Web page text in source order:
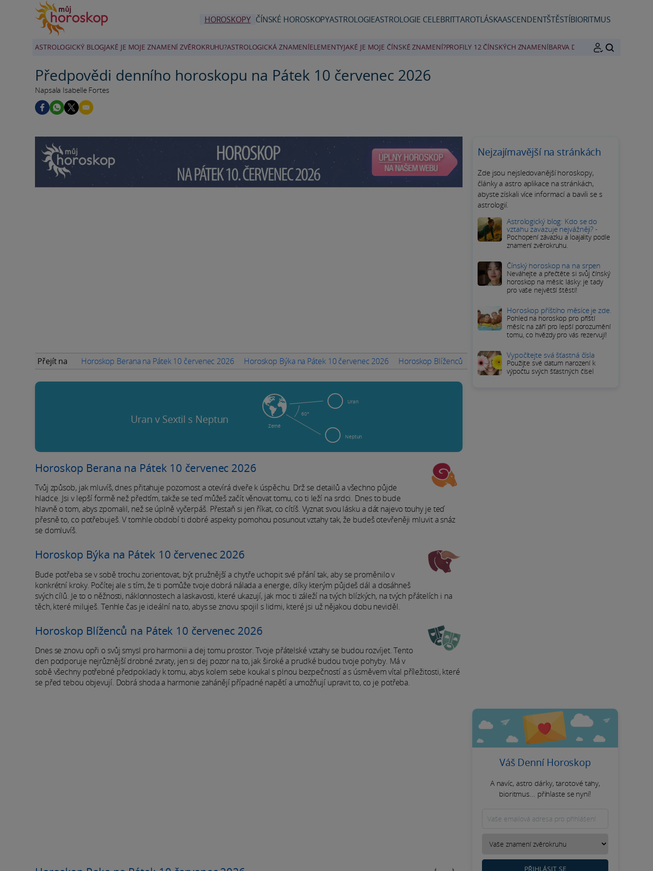
HOROSKOPY ČÍNSKÉ HOROSKOPYASTROLOGIEASTROLOGIE CELEBRITTAROTLÁSKAASCENDENTŠTĚSTÍBIORITMUS
ASTROLOGICKÝ BLOGJAKÉ JE MOJE ZNAMENÍ ZVĚROKRUHU?ASTROLOGICKÁ ZNAMENÍELEMENTYJAKÉ JE MOJE ČÍNSKÉ ZNAMENÍ?PROFILY 12 ČÍNSKÝCH ZNAMENÍBARVA DNE
Předpovědi denního horoskopu na Pátek 10 červenec 2026
Napsala Isabelle Fortes
Přejít na Horoskop Berana na Pátek 10 červenec 2026 Horoskop Býka na Pátek 10 červenec 2026 Horoskop Blíženců na Pátek 10 červenec 2026 Horoskop Raka na Pátek
Uran v Sextil s Neptun
Země
Uran
Neptun
60°
Horoskop Berana na Pátek 10 červenec 2026
Tvůj způsob, jak mluvíš, dnes přitahuje pozornost a otevírá dveře k úspěchu. Drž se detailů a všechno půjde
hladce. Jsi v lepší formě než předtím, takže se teď můžeš začít věnovat tomu, co ti leží na srdci. Dnes to bude
hlavně o tom, abys zpomalil, než se úplně vyčerpáš. Přestaň si jen říkat, co cítíš. Vyznat svou lásku a dát najevo touhy je teď
přesně to, co potřebuješ. V tomhle období ti dobré aspekty pomohou posunout vztahy tak, že budeš otevřeněji mluvit a snáz
se domluvíš.
Horoskop Býka na Pátek 10 červenec 2026
Bude potřeba se v sobě trochu zorientovat, být pružnější a chytře uchopit své přání tak, aby se proměnilo v
konkrétní kroky. Počítej ale s tím, že ti pomůže tvoje dobrá nálada a energie, díky kterým půjdeš dál a dosáhneš
svých cílů. Je to o něžnosti, náklonnostech a laskavosti, které ukazují, jak moc ti záleží na tvých blízkých, na tvých přátelích i na
těch, které miluješ. Tenhle čas je ideální na to, abys se znovu spojil s lidmi, které jsi už nějakou dobu neviděl.
Horoskop Blíženců na Pátek 10 červenec 2026
Dnes se znovu opři o svůj smysl pro harmonii a dej tomu prostor. Tvoje přátelské vztahy se budou rozvíjet. Tento
den podporuje nejrůznější drobné zvraty, jen si dej pozor na to, jak široké a prudké budou tvoje pohyby. Má v
sobě všechny potřebné předpoklady k tomu, abys kolem sebe koukal s plnou bezpečností a s úsměvem vítal příležitosti, které
se před tebou objevují. Dobrá shoda a harmonie zahánějí případné napětí a umožňují upravit to, co je potřeba.
Nejzajímavější na stránkách
Zde jsou nejsledovanější horoskopy,
články a astro aplikace na stránkách,
abyste získali více informací a bavili se s
astrologií.
Astrologický blog: Kdo se do
vztahu zavazuje nejvážněji? -
Pochopení závazku a loajality podle
znamení zvěrokruhu.
Čínský horoskop na na srpen
Neváhejte a přečtěte si svůj čínský
horoskop na měsíc lásky: je tady
pro vaše největší štěstí!
Horoskop příštího měsíce je zde.
Pohled na horoskop pro příští
měsíc na září pro lepší porozumění
tomu, co hvězdy pro vás rezervují!
Vypočítejte svá šťastná čísla
Použijte své datum narození k
výpočtu svých šťastných čísel
Váš Denní Horoskop
A navíc, astro dárky, tarotové tahy,
bioritmus... přihlaste se nyní!
PŘIHLÁSIT SE